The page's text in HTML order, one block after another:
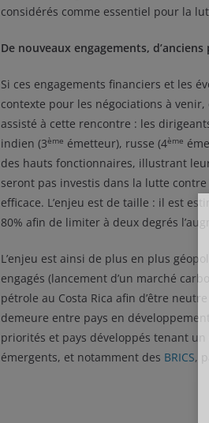
considérés comme essentiel pour la
De nouveaux engagements, d’anciens
Si ces engagements financiers et les
contexte pour les négociations à
assisté à cette rencontre : les
indien (3ème émetteur), russe (4ème
des hauts fonctionnaires, illustrant
seront pas investis dans la lutte
efficace. L’enjeu est de taille : il est
80% afin de limiter à deux degrés
L’enjeu est ainsi de plus en plus
engagés (lancement d’un marché
pétrole au Costa Rica afin d’être
demeure entre pays en
priorités et pays développés tenant
émergents, et notamment des BRICS,